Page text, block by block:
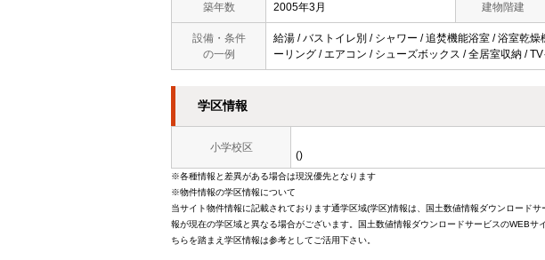
築年数 2005年3月 建物階建
設備・条件
の一例
給湯 / バストイレ別 / シャワー / 追焚機能浴室 / 浴室乾
ーリング / エアコン / シューズボックス / 全居室収納 /
学区情報
小学校区
()
※各種情報と差異がある場合は現況優先となります
※物件情報の学区情報について
当サイト物件情報に記載されております通学区域(学区)情報は、国土数値情報ダウンロード
報が現在の学区域と異なる場合がございます。国土数値情報ダウンロードサービスのWEB
ちらを踏まえ学区情報は参考としてご活用下さい。